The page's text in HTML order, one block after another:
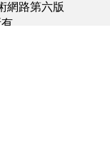
網路第六版